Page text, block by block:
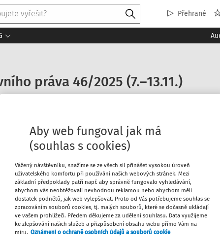
Přehrané
práva 46/2025 (7.–13.11.)
aktuality
Máte předplatné? Přihlaste
Aby web fungoval jak má
(souhlas s cookies)
Vážený návštěvníku, snažíme se ze všech sil přinášet vysokou úroveň
uživatelského komfortu při používání našich webových stránek. Mezi
základní předpoklady patří např. aby správně fungovalo vyhledávání,
abychom vás neobtěžovali nevhodnou reklamou nebo abychom měli
dostatek podnětů, jak web vylepšovat. Proto od Vás potřebujeme souhlas se
zpracováním souborů cookies, tj. malých souborů, které se dočasně ukládají
ve vašem prohlížeči. Předem děkujeme za udělení souhlasu. Data využijeme
ke zlepšování našich služeb a přizpůsobení obsahu webu přímo Vám na
míru. Oznámení o ochraně osobních údajů a souborů cookie